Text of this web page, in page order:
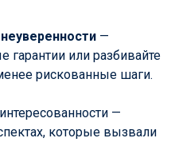
—
гарантии или разбивайте
рискованные шаги.
—
которые вызвали